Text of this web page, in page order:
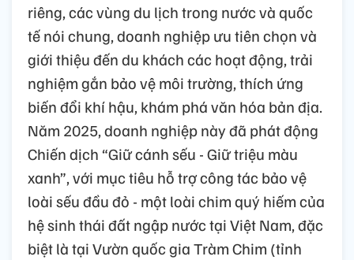
riêng, các vùng du lịch trong nước và quốc
tế nói chung, doanh nghiệp ưu tiên chọn và
giới thiệu đến du khách các hoạt động, trải
nghiệm gắn bảo vệ môi trường, thích ứng
biến đổi khí hậu, khám phá văn hóa bản địa.
Năm 2025, doanh nghiệp này đã phát động
Chiến dịch “Giữ cánh sếu - Giữ triệu màu
xanh”, với mục tiêu hỗ trợ công tác bảo vệ
loài sếu đầu đỏ - một loài chim quý hiếm của
hệ sinh thái đất ngập nước tại Việt Nam, đặc
biệt là tại Vườn quốc gia Tràm Chim (tỉnh